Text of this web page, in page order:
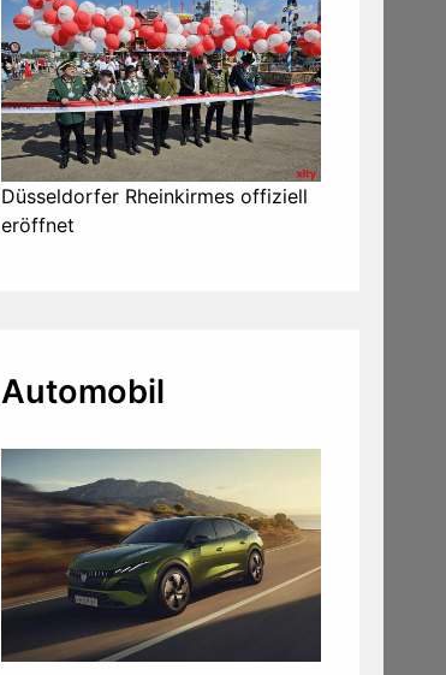
Düsseldorfer Rheinkirmes offiziell
eröffnet
Automobil